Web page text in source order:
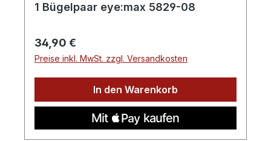
1 Bügelpaar eye:max 5829-08
Regulärer Preis:
34,90 €
Preise inkl. MwSt. zzgl. Versandkosten
In den Warenkorb